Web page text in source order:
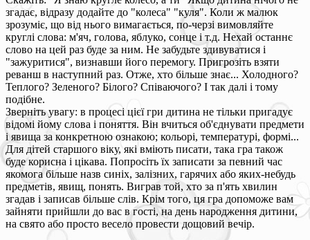
згадає, відразу додайте до "колеса" "куля". Коли ж малюк
зрозуміє, що від нього вимагається, по-черзі вимовляйте
круглі слова: м'яч, голова, яблуко, сонце і т.д. Нехай останнє
слово на цей раз буде за ним. Не забудьте здивуватися і
"зажуритися", визнавши його перемогу. Пригрозіть взяти
реванш в наступний раз. Отже, хто більше знає... Холодного?
Теплого? Зеленого? Білого? Співаючого? І так далі і тому
подібне.
Зверніть увагу: в процесі цієї гри дитина не тільки пригадує
відомі йому слова і поняття. Він вчиться об'єднувати предмети
і явища за конкретною ознакою; кольорі, температурі, формі...
Для дітей старшого віку, які вміють писати, така гра також
буде корисна і цікава. Попросіть їх записати за певний час
якомога більше назв синіх, залізних, гарячих або яких-небудь
предметів, явищ, понять. Виграв той, хто за п'ять хвилин
згадав і записав більше слів. Крім того, ця гра допоможе вам
зайняти прийшли до вас в гості, на день народження дитини,
на свято або просто весело провести дощовий вечір.